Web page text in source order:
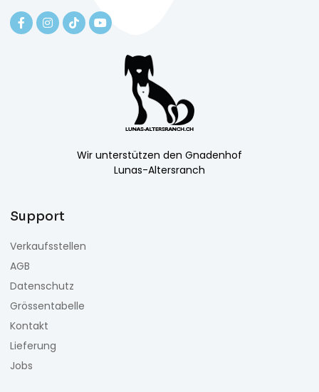
Wir unterstützen den Gnadenhof
Lunas-Altersranch
Support
Verkaufsstellen
AGB
Datenschutz
Grössentabelle
Kontakt
Lieferung
Jobs